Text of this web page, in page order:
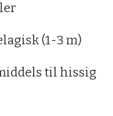
(1-3 m)
til hissig